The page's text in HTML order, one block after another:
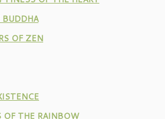
OF ZEN
OF THE RAINBOW